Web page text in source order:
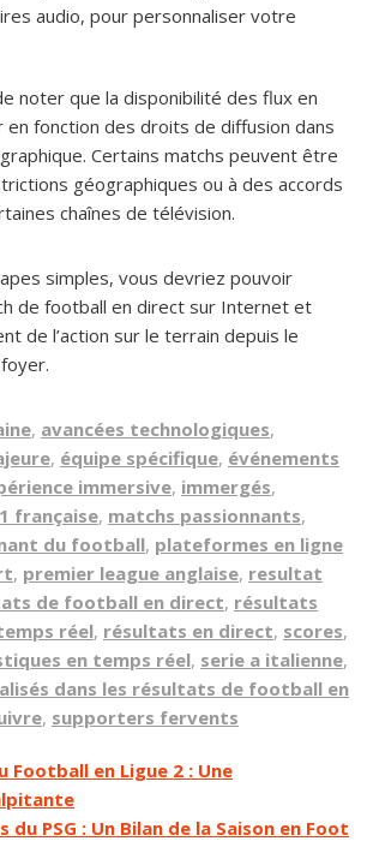
audio, pour personnaliser votre
noter que la disponibilité des flux en
fonction des droits de diffusion dans
Certains matchs peuvent être
géographiques ou à des accords
chaînes de télévision.
simples, vous devriez pouvoir
de football en direct sur Internet et
de l’action sur le terrain depuis le
, avancées technologiques,
, équipe spécifique, événements
immersive, immergés,
française, matchs passionnants,
du football, plateformes en ligne
, premier league anglaise, resultat
de football en direct, résultats
réel, résultats en direct, scores,
en temps réel, serie a italienne,
dans les résultats de football en
, supporters fervents
Football en Ligue 2 : Une
du PSG : Un Bilan de la Saison en Foot